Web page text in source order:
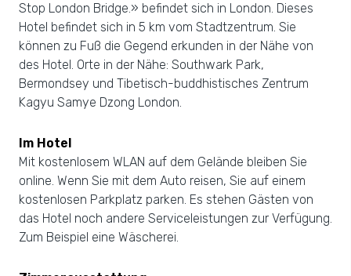
Stop London Bridge.» befindet sich in London. Dieses
Hotel befindet sich in 5 km vom Stadtzentrum. Sie
können zu Fuß die Gegend erkunden in der Nähe von
des Hotel. Orte in der Nähe: Southwark Park,
Bermondsey und Tibetisch-buddhistisches Zentrum
Kagyu Samye Dzong London.
Im Hotel
Mit kostenlosem WLAN auf dem Gelände bleiben Sie
online. Wenn Sie mit dem Auto reisen, Sie auf einem
kostenlosen Parkplatz parken. Es stehen Gästen von
das Hotel noch andere Serviceleistungen zur Verfügung.
Zum Beispiel eine Wäscherei.